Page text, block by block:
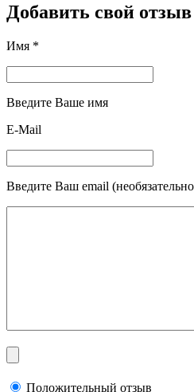
Добавить свой отзыв
Имя *
Введите Ваше имя
E-Mail
Введите Ваш email
Положительный отзыв